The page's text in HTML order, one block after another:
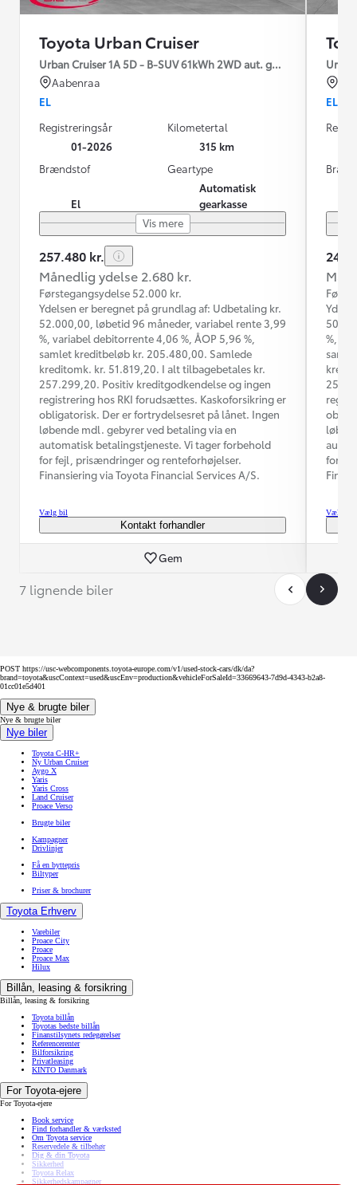
Toyota Urban Cruiser
Urban Cruiser 1A 5D - B-SUV 61kWh 2WD aut. gear Active
Aabenraa
EL
Registreringsår
01-2026
Kilometertal
315 km
Brændstof
El
Geartype
Automatisk
gearkasse
Vis mere
257.480 kr.
Månedlig ydelse 2.680 kr.
Førstegangsydelse 52.000 kr.
Ydelsen er beregnet på grundlag af: Udbetaling kr.
52.000,00, løbetid 96 måneder, variabel rente 3,99
%, variabel debitorrente 4,06 %, ÅOP 5,96 %,
samlet kreditbeløb kr. 205.480,00. Samlede
kreditomk. kr. 51.819,20. I alt tilbagebetales kr.
257.299,20. Positiv kreditgodkendelse og ingen
registrering hos RKI forudsættes. Kaskoforsikring er
obligatorisk. Der er fortrydelsesret på lånet. Ingen
løbende mdl. gebyrer ved betaling via en
automatisk betalingstjeneste. Vi tager forbehold
for fejl, prisændringer og renteforhøjelser.
Finansiering via Toyota Financial Services A/S.
Vælg bil
Kontakt forhandler
Gem
EL
%,
for
Vælg bil
7 lignende biler
POST https://usc-webcomponents.toyota-europe.com/v1/used-stock-cars/dk/da?
brand=toyota&uscContext=used&uscEnv=production&vehicleForSaleId=33669643-7d9d-4343-b2a8-
01cc01e5d401
Nye & brugte biler
Nye & brugte biler
Nye biler
Toyota C-HR+
Ny Urban Cruiser
Aygo X
Yaris
Yaris Cross
Land Cruiser
Proace Verso
Brugte biler
Kampagner
Drivlinjer
Få en byttepris
Biltyper
Priser & brochurer
Toyota Erhverv
Varebiler
Proace City
Proace
Proace Max
Hilux
Billån, leasing & forsikring
Billån, leasing & forsikring
Toyota billån
Toyotas bedste billån
Finanstilsynets redegørelser
Referencerenter
Bilforsikring
Privatleasing
KINTO Danmark
For Toyota-ejere
For Toyota-ejere
Book service
Find forhandler & værksted
Om Toyota service
Reservedele & tilbehør
Dig & din Toyota
Sikkerhed
Toyota Relax
Sikkerhedskampagner